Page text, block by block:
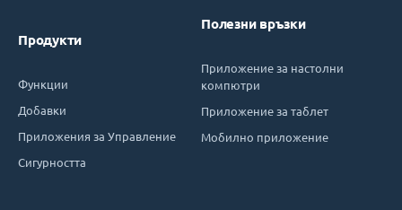
Продукти
Функции
Добавки
Приложения за Управление
Сигурността
Полезни връзки
Приложение за настолни
компютри
Приложение за таблет
Мобилно приложение